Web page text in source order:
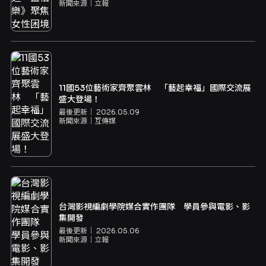
新聞來源｜ 立報
11國53位藝術家齊聚雲林 「藝起幸福」國際交流展
盛大登場！
最後更新｜ 2026.05.09
新聞來源｜ 互傳媒
台灣影視編劇學院媒合實作團隊 學員參與電影、影
集開發
最後更新｜ 2026.05.06
新聞來源｜ 立報